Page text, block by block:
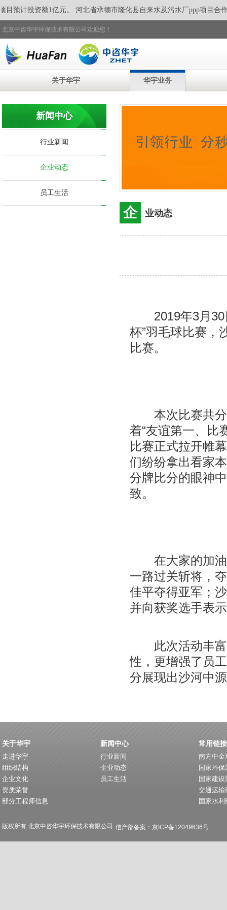
预计投资额1亿元。 河北省承德市隆化县自来水及污水厂ppp项目合作
北京中咨华宇环保技术有限公司欢迎您！
关于华宇 华宇业务
新闻中心
行业新闻
企业动态
员工生活
企 业动态
2019年3月30
杯”羽毛球比赛，
比赛。
本次比赛共分
着“友谊第一、比
比赛正式拉开帷
们纷纷拿出看家
分牌比分的眼神
致。
在大家的加油
一路过关斩将，
佳平夺得亚军；
并向获奖选手表
此次活动丰富
性，更增强了员
分展现出沙河中
关于华宇
走进华宇
组织结构
企业文化
资质荣誉
部分工程师信息
新闻中心
行业新闻
企业动态
员工生活
常用链接
南方中金
国家环保
国家建设
交通运输
国家水利
版权所有 北京中咨华宇环保技术有限公司 信产部备案：京ICP备12049636号